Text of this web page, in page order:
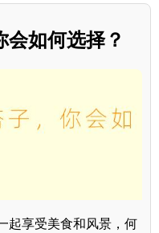
会如何选择？
起享受美食和风景，何